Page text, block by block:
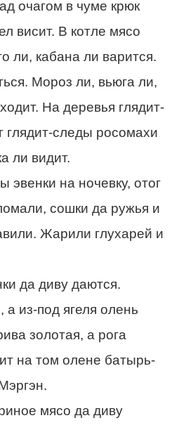
очагом в чуме крюк
висит. В котле мясо
ли, кабана ли варится.
Мороз ли, вьюга ли,
На деревья глядит-
глядит-следы росомахи
ли видит.
на ночевку, отог
сошки да ружья и
Жарили глухарей и
да диву даются.
а из-под ягеля олень
золотая, а рога
на том олене батырь-
мясо да диву